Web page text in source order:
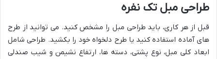
طراحی مبل تک نفره
قبل از هر کاری، باید طراحی مبل را مشخص کنید. می توانید از طرح
های آماده استفاده کنید یا طرح دلخواه خود را بکشید. طراحی شامل
ابعاد کلی مبل، نوع پشتی، دسته ها، ارتفاع نشیمن و شیب صندلی